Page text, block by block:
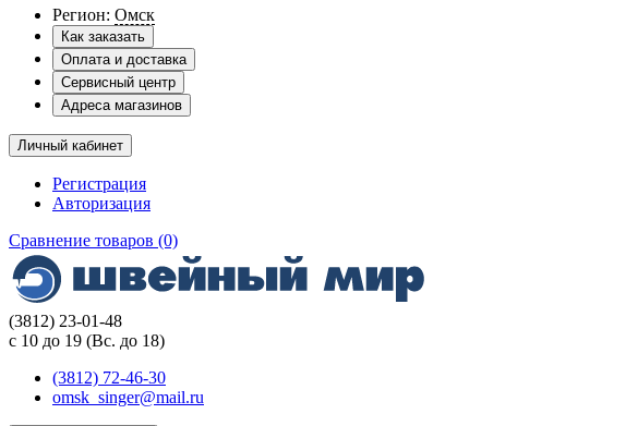
Регион: Омск
Как заказать
Оплата и доставка
Сервисный центр
Адреса магазинов
Личный кабинет
Регистрация
Авторизация
Сравнение товаров (0)
(3812) 23-01-48
с 10 до 19 (Вс. до 18)
(3812) 72-46-30
omsk_singer@mail.ru